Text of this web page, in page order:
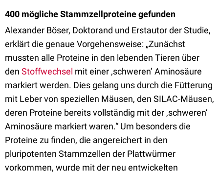
400 mögliche Stammzellproteine gefunden
Alexander Böser, Doktorand und Erstautor der Studie,
erklärt die genaue Vorgehensweise: „Zunächst
mussten alle Proteine in den lebenden Tieren über
den Stoffwechsel mit einer ‚schweren’ Aminosäure
markiert werden. Dies gelang uns durch die Fütterung
mit Leber von speziellen Mäusen, den SILAC-Mäusen,
deren Proteine bereits vollständig mit der ‚schweren’
Aminosäure markiert waren.“ Um besonders die
Proteine zu finden, die angereichert in den
pluripotenten Stammzellen der Plattwürmer
vorkommen, wurde mit der neu entwickelten